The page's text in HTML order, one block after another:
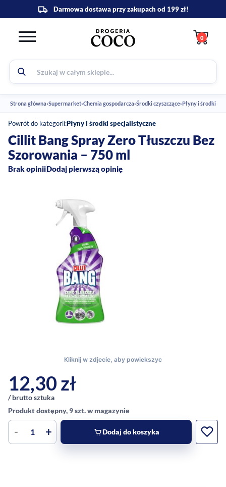
0
Strona główna›Supermarket›Chemia gospodarcza›Środki czyszczące›
Powrót do kategorii:Płyny i środki specjalistyczne
Cillit Bang Spray Zero Tłuszczu Bez
Szorowania – 750 ml
Brak opiniiDodaj pierwszą opinię
12,30zł
/ brutto sztuka
Produkt dostępny, 9 szt. w magazynie
- + Dodaj do koszyka